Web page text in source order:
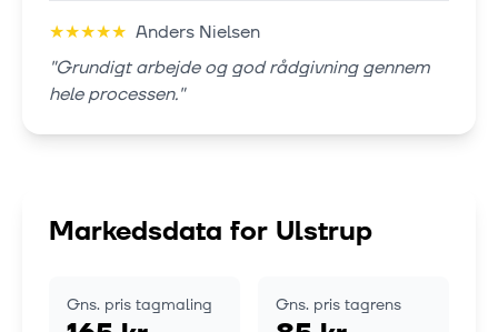
★★★★★ Anders Nielsen
"Grundigt arbejde og god rådgivning gennem
hele processen."
Markedsdata for Ulstrup
Gns. pris tagmaling Gns. pris tagrens